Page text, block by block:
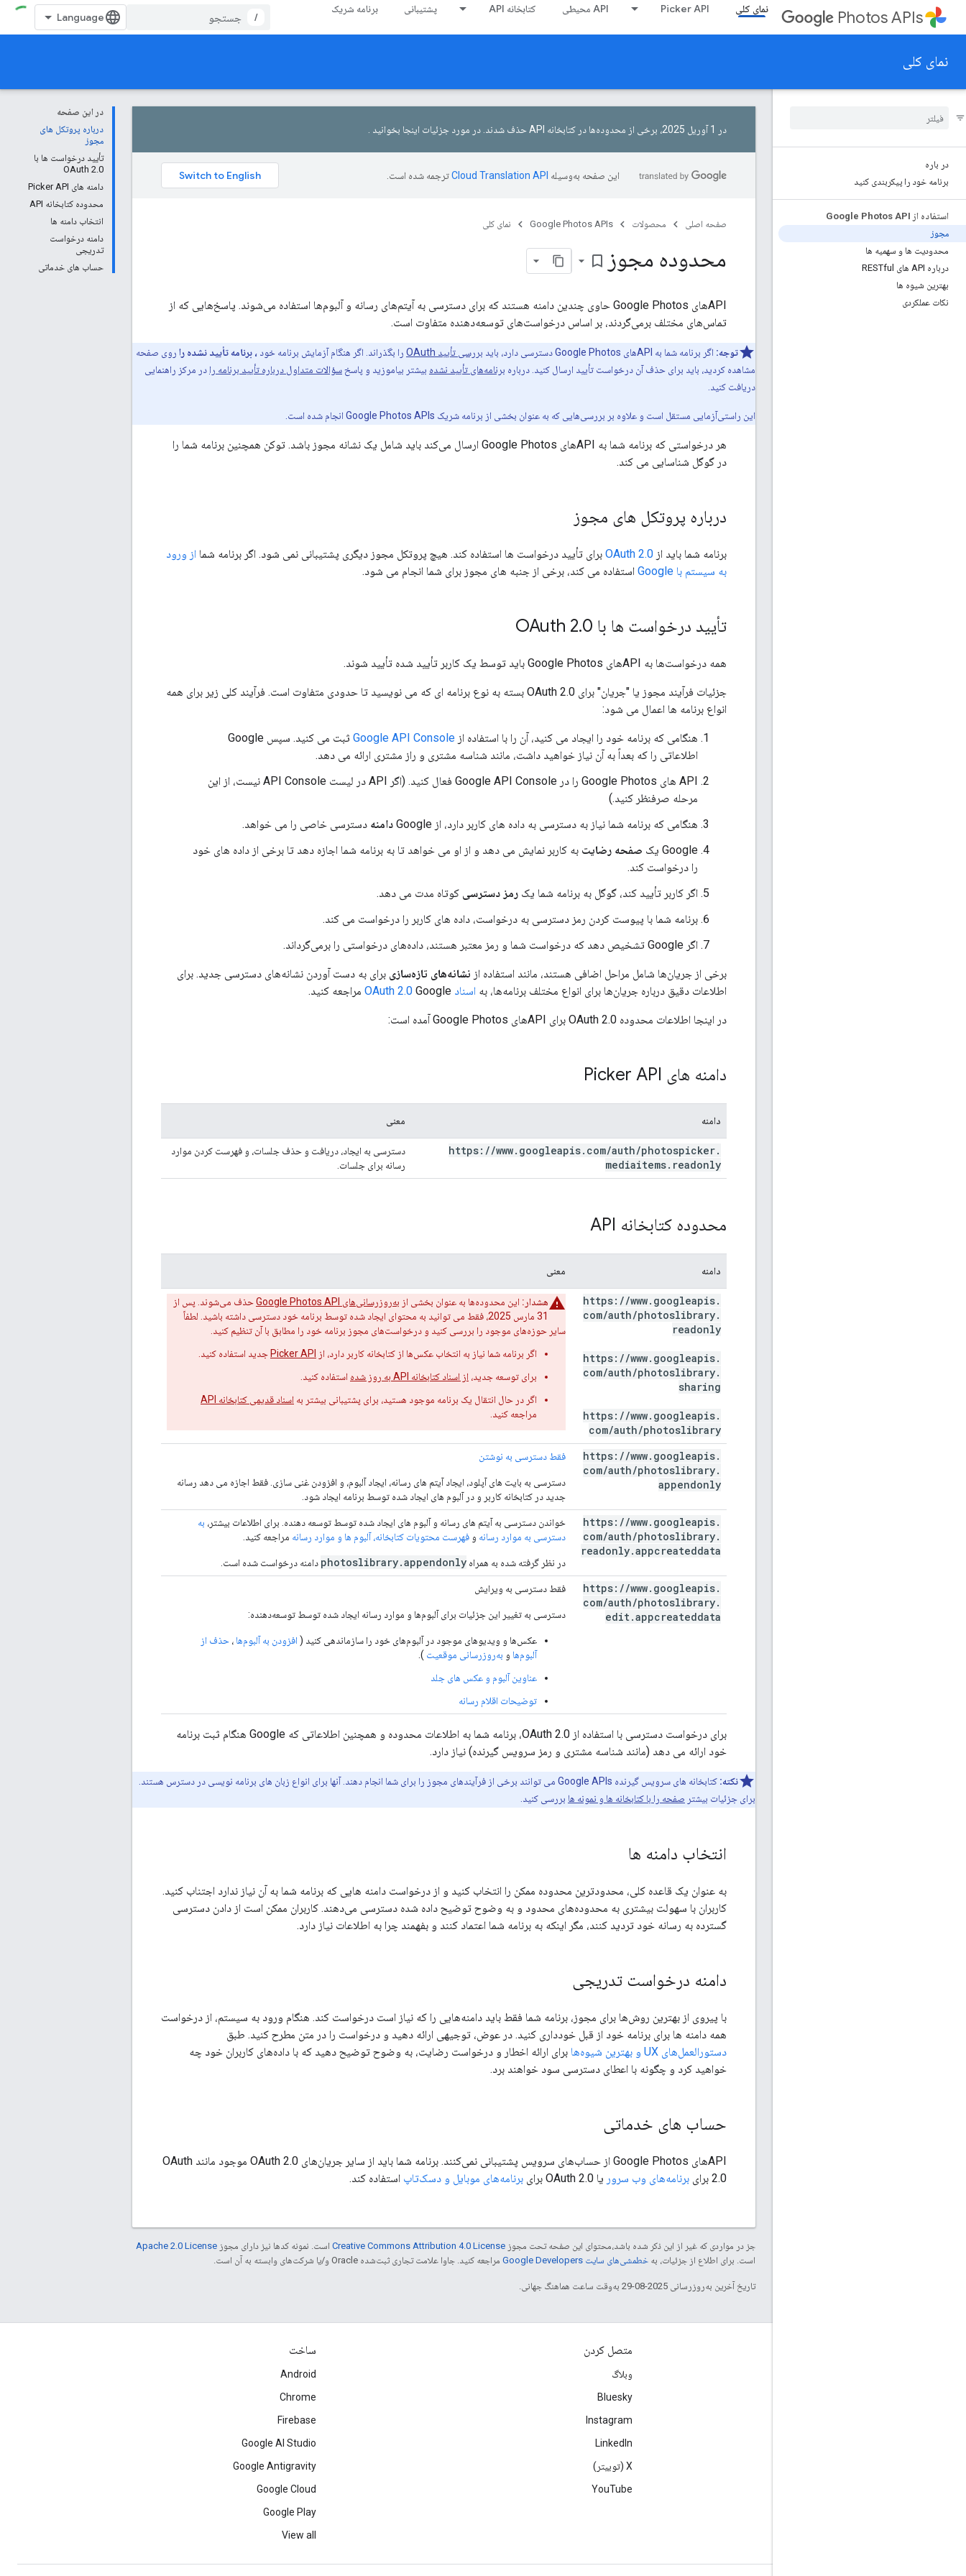
Photos APIs نمای کلی Picker API API محیطی کتابخانه API پشتیبانی برنامه شریک
/
نمای کلی
در باره
برنامه خود را پیکربندی کنید
استفاده از Google Photos API
مجوز
محدودیت ها و سهمیه ها
درباره API های RESTful
بهترین شیوه ها
نکات عملکردی
در این صفحه
درباره پروتکل های
مجوز
تأیید درخواست ها با
OAuth 2.0
دامنه های Picker API
محدوده کتابخانه API
انتخاب دامنه ها
دامنه درخواست
تدریجی
حساب های خدماتی
در 1 آوریل 2025، برخی از محدوده‌ها در کتابخانه API حذف شدند. در مورد جزئیات اینجا بخوانید
این صفحه به‌وسیله ترجمه شده است.
صفحه اصلی محصولات Google Photos APIs نمای کلی
محدوده مجوز bookmark_border
APIهای Google Photos حاوی چندین دامنه هستند که برای دسترسی به آیتم‌های رسانه و آلبوم‌ها استفاده می‌شوند. پاسخ‌هایی که از
تماس‌های مختلف برمی‌گردند، بر اساس درخواست‌های توسعه‌دهنده متفاوت است.
توجه: اگر برنامه شما به APIهای Google Photos دسترسی دارد، باید بررسی تأیید OAuth را بگذراند. اگر هنگام آزمایش برنامه خود ، برنامه تأیید نشده را روی صفحه
مشاهده کردید، باید برای حذف آن درخواست تأیید ارسال کنید. درباره برنامه‌های تأیید نشده بیشتر بیاموزید و پاسخسؤالات متداول درباره تأیید برنامه را در مرکز راهنمایی
دریافت کنید.
این راستی‌آزمایی مستقل است و علاوه بر بررسی‌هایی که به عنوان بخشی از برنامه شریک Google Photos APIs انجام شده است.
هر درخواستی که برنامه شما به APIهای Google Photos ارسال می‌کند باید شامل یک نشانه مجوز باشد. توکن همچنین برنامه شما را
در گوگل شناسایی می کند.
درباره پروتکل های مجوز
برنامه شما باید از OAuth 2.0 برای تأیید درخواست ها استفاده کند. هیچ پروتکل مجوز دیگری پشتیبانی نمی شود. اگر برنامه شما از ورود
به سیستم با Google
استفاده می کند، برخی از جنبه های مجوز برای شما انجام می شود.
تأیید درخواست ها با OAuth 2 .0
همه درخواست‌ها به APIهای Google Photos باید توسط یک کاربر تأیید شده تأیید شوند.
جزئیات فرآیند مجوز یا "جریان" برای OAuth 2.0 بسته به نوع برنامه ای که می نویسید تا حدودی متفاوت است. فرآیند کلی زیر برای همه
انواع برنامه ها اعمال می شود:
هنگامی که برنامه خود را ایجاد می کنید، آن را با استفاده از Google API Console
ثبت می کنید. سپس Google
اطلاعاتی را که بعداً به آن نیاز خواهید داشت، مانند شناسه مشتری و راز مشتری ارائه می دهد.
API های Google Photos را در Google API Console فعال کنید. (اگر API در لیست API Console نیست، از این
مرحله صرفنظر کنید.)
هنگامی که برنامه شما نیاز به دسترسی به داده های کاربر دارد، از Google
دامنه دسترسی خاصی را می خواهد.
Google یک
صفحه رضایت به کاربر نمایش می دهد و از او می خواهد تا به برنامه شما اجازه دهد تا برخی از داده های خود
را درخواست کند.
اگر کاربر تأیید کند، گوگل به برنامه شما یک رمز دسترسی کوتاه مدت می دهد.
برنامه شما با پیوست کردن رمز دسترسی به درخواست، داده های کاربر را درخواست می کند.
اگر Google تشخیص دهد که درخواست شما و رمز معتبر هستند، داده‌های درخواستی را برمی‌گرداند.
برخی از جریان‌ها شامل مراحل اضافی هستند، مانند استفاده از نشانه‌های تازه‌سازی برای به دست آوردن نشانه‌های دسترسی جدید. برای
اطلاعات دقیق درباره جریان‌ها برای انواع مختلف برنامه‌ها، به اسناد OAuth 2.0 Google مراجعه کنید.
در اینجا اطلاعات محدوده OAuth 2.0 برای APIهای Google Photos آمده است:
دامنه های Picker API
دامنه معنی
https: //www. googleapis. com/auth/photospicker.
mediaitems. readonly
دسترسی به ایجاد، دریافت و حذف جلسات، و فهرست کردن موارد
رسانه برای جلسات.
محدوده کتابخانه API
دامنه معنی
https: //www. googleapis.
com/auth/photoslibrary.
readonly
https: //www. googleapis.
com/auth/photoslibrary.
sharing
https: //www. googleapis.
com/auth/photoslibrary
هشدار: این محدوده‌ها به عنوان بخشی از به‌روزرسانی‌های Google Photos API
حذف می‌شوند. پس از
31 مارس 2025، فقط می توانید به محتوای ایجاد شده توسط برنامه خود دسترسی داشته باشید. لطفاً
سایر حوزه‌های موجود را بررسی کنید و درخواست‌های مجوز برنامه خود را مطابق با آن تنظیم کنید.
اگر برنامه شما نیاز به انتخاب عکس‌ها از کتابخانه کاربر دارد، از Picker API جدید استفاده کنید.
برای توسعه جدید، از اسناد کتابخانه API به روز شده
استفاده کنید.
اگر در حال انتقال یک برنامه موجود هستید، برای پشتیبانی بیشتر به اسناد قدیمی کتابخانه API
مراجعه کنید.
https: //www. googleapis.
com/auth/photoslibrary.
appendonly
فقط دسترسی به نوشتن
دسترسی به بایت های آپلود، ایجاد آیتم های رسانه، ایجاد آلبوم، و افزودن غنی سازی. فقط اجازه می دهد رسانه
جدید در کتابخانه کاربر و در آلبوم های ایجاد شده توسط برنامه ایجاد شود.
https: //www. googleapis.
com/auth/photoslibrary.
readonly.appcreateddata
خواندن دسترسی به آیتم های رسانه و آلبوم های ایجاد شده توسط توسعه دهنده. برای اطلاعات بیشتر، به
دسترسی به موارد رسانه و فهرست محتویات کتابخانه، آلبوم ها و موارد رسانه مراجعه کنید.
در نظر گرفته شده به همراه photoslibrary.appendonly دامنه درخواست شده است.
https: //www. googleapis.
com/auth/photoslibrary.
edit.appcreateddata
فقط دسترسی به ویرایش
دسترسی به تغییر این جزئیات برای آلبوم‌ها و موارد رسانه ایجاد شده توسط توسعه‌دهنده:
عکس‌ها و ویدیوهای موجود در آلبوم‌های خود را سازماندهی کنید ( افزودن به آلبوم‌ها ، حذف از
آلبوم‌ها و به‌روزرسانی موقعیت ).
عناوین آلبوم و عکس های جلد
توضیحات اقلام رسانه
برای درخواست دسترسی با استفاده از OAuth 2.0، برنامه شما به اطلاعات محدوده و همچنین اطلاعاتی که Google هنگام ثبت برنامه
خود ارائه می دهد (مانند شناسه مشتری و رمز سرویس گیرنده) نیاز دارد.
نکته:
کتابخانه های سرویس گیرنده Google APIs می توانند برخی از فرآیندهای مجوز را برای شما انجام دهند. آنها برای انواع زبان های برنامه نویسی در دسترس هستند.
برای جزئیات بیشتر صفحه را با کتابخانه ها و نمونه ها بررسی کنید.
انتخاب دامنه ها
به عنوان یک قاعده کلی، محدودترین محدوده ممکن را انتخاب کنید و از درخواست دامنه هایی که برنامه شما به آن نیاز ندارد اجتناب کنید.
کاربران با سهولت بیشتری به محدوده‌های محدود و به وضوح توضیح داده شده دسترسی می‌دهند. کاربران ممکن است از دادن دسترسی
گسترده به رسانه خود تردید کنند، مگر اینکه به برنامه شما اعتماد کنند و بفهمند چرا به اطلاعات نیاز دارد.
دامنه درخواست تدریجی
با پیروی از بهترین روش‌ها برای مجوز، برنامه شما فقط باید دامنه‌هایی را که نیاز است درخواست کند. هنگام ورود به سیستم، از درخواست
همه دامنه ها برای برنامه خود از قبل خودداری کنید. در عوض، توجیهی ارائه دهید و درخواست را در متن مطرح کنید. طبق
دستورالعمل‌های UX و بهترین شیوه‌ها
برای ارائه اخطار و درخواست رضایت، به وضوح توضیح دهید که با داده‌های کاربران خود چه
خواهید کرد و چگونه با اعطای دسترسی سود خواهند برد.
حساب های خدماتی
APIهای Google Photos از حساب‌های سرویس پشتیبانی نمی‌کنند. برنامه شما باید از سایر جریان‌های OAuth 2.0 موجود مانند OAuth
2.0 برای
برنامه‌های وب سرور یا OAuth 2.0 برای برنامه‌های موبایل و دسک‌تاپ استفاده کند.
جز در مواردی که غیر از این ذکر شده باشد،‌محتوای این صفحه تحت مجوز Creative Commons Attribution 4.0 License است. نمونه کدها نیز دارای مجوز Apache 2.0 License
است. برای اطلاع از جزئیات، به خطمشی‌های سایت Google Developers‏ مراجعه کنید. جاوا علامت تجاری ثبت‌شده Oracle و/یا شرکت‌های وابسته به آن است.
تاریخ آخرین به‌روزرسانی 2025-08-29 به‌وقت ساعت هماهنگ جهانی.
متصل کردن
وبلاگ
Bluesky
Instagram
LinkedIn
‫X (توییتر)
YouTube
ساخت
Android
Chrome
Firebase
Google AI Studio
Google Antigravity
Google Cloud
Google Play
View all